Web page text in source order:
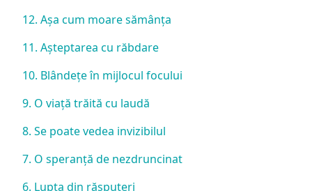
12. Așa cum moare sămânța
11. Așteptarea cu răbdare
10. Blândețe în mijlocul focului
9. O viață trăită cu laudă
8. Se poate vedea invizibilul
7. O speranță de nezdruncinat
6. Lupta din răsputeri